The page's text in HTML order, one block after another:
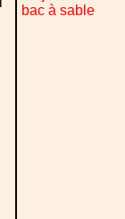
bac à sable